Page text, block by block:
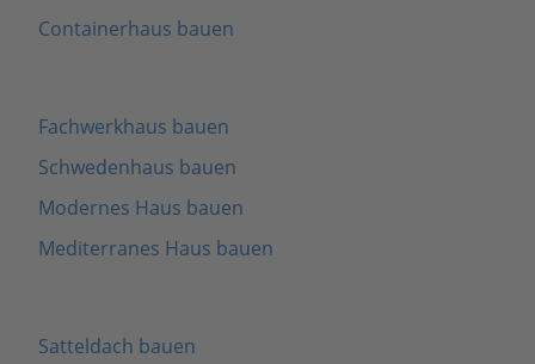
Containerhaus bauen
Fachwerkhaus bauen
Schwedenhaus bauen
Modernes Haus bauen
Mediterranes Haus bauen
Satteldach bauen